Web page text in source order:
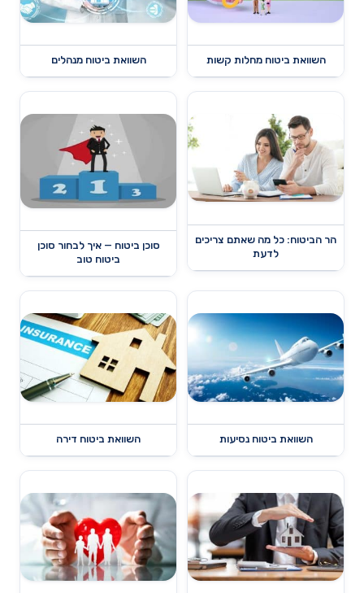
השוואת ביטוח מחלות קשות השוואת ביטוח מנהלים
הר הביטוח: כל מה שאתם צריכים
לדעת
סוכן ביטוח — איך לבחור סוכן
ביטוח טוב
השוואת ביטוח נסיעות השוואת ביטוח דירה